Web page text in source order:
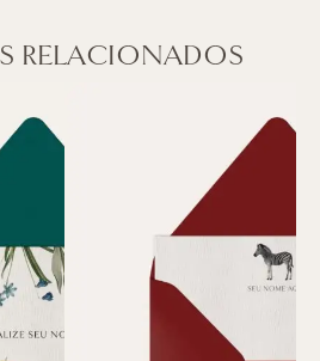
RELACIONADOS